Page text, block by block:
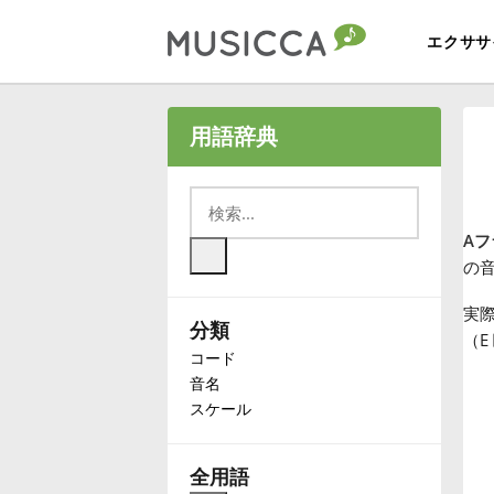
エクサ
Български
Deutsch
Español
用語辞典
分類
コード
音名
スケール
全用語
A
の
実
（E